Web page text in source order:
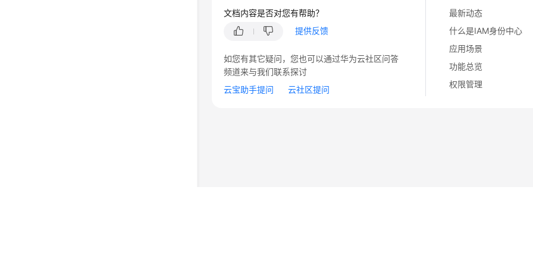
最新动态
什么是IAM身份中心
应用场景
功能总览
权限管理
文档内容是否对您有帮助？
提供反馈
如您有其它疑问，您也可以通过华为云社区问答
频道来与我们联系探讨
云宝助手提问
云社区提问